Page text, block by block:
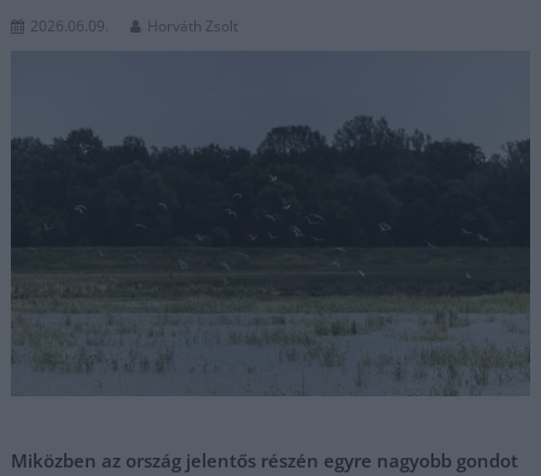
2026.06.09. Horváth Zsolt
Miközben az ország jelentős részén egyre nagyobb gondot